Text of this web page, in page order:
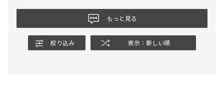
もっと見る
絞り込み 表示：新しい順